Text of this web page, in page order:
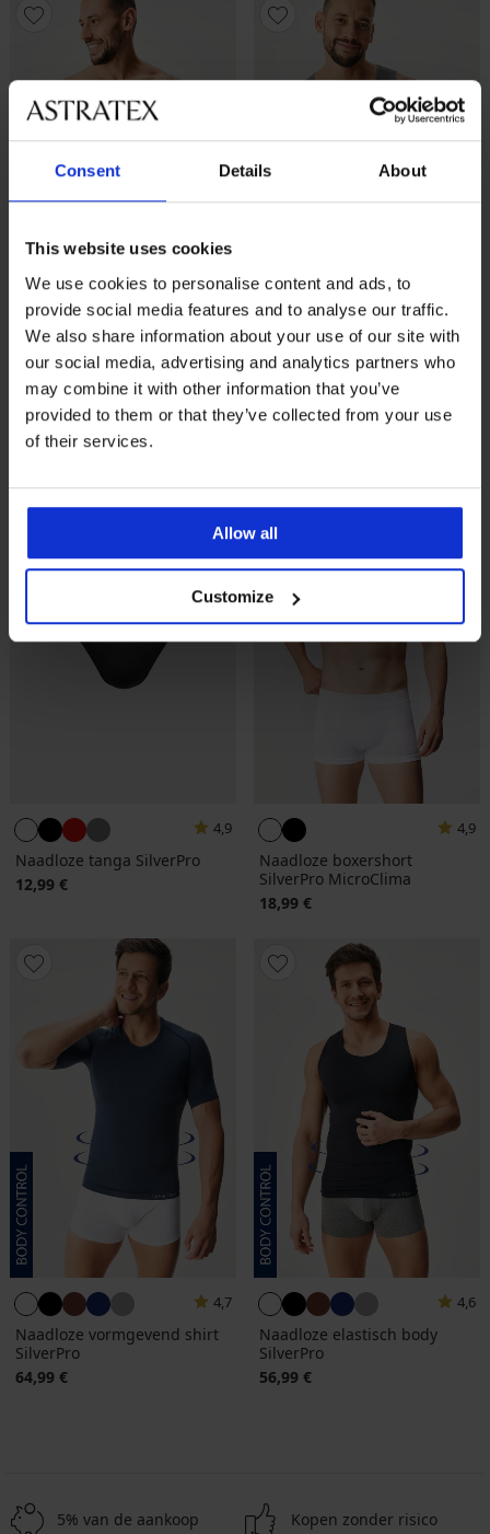
Consent Details About
This website uses cookies
We use cookies to personalise content and ads, to
provide social media features and to analyse our traffic.
We also share information about your use of our site with
our social media, advertising and analytics partners who
may combine it with other information that you’ve
provided to them or that they’ve collected from your use
of their services.
Allow all
Customize
4,8
Naadloze boxershort
SilverPro Classic
16,99 €
Naadloze body SilverPro
20,99 €
4,9
Naadloze tanga SilverPro
12,99 €
4,9
Naadloze boxershort
SilverPro MicroClima
18,99 €
4,7
Naadloze vormgevend shirt
SilverPro
64,99 €
4,6
Naadloze elastisch body
SilverPro
56,99 €
5% van de aankoop Kopen zonder risico